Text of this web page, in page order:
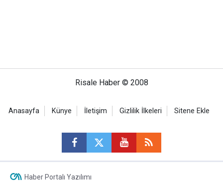
Risale Haber © 2008
Anasayfa Künye İletişim Gizlilik İlkeleri Sitene Ekle
Haber Portalı Yazılımı